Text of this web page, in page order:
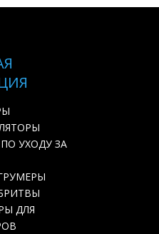
УХОДУ ЗА
ДЛЯ